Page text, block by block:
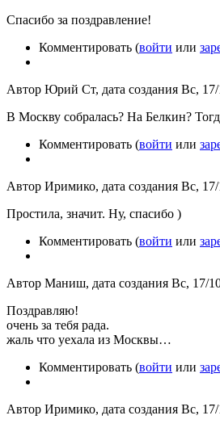
Спасибо за поздравление!
Комментировать (войти или
Автор Юрий Ст, дата создания Вс,
В Москву собралась? На Белкин?
Комментировать (войти или
Автор Иримико, дата создания Вс,
Простила, значит. Ну, спасибо )
Комментировать (войти или
Автор Маниш, дата создания Вс, 17/
Поздравляю!
очень за тебя рада.
жаль что уехала из Москвы…
Комментировать (войти или
Автор Иримико, дата создания Вс,